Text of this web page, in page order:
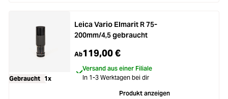
Gebraucht 1x
Leica Vario Elmarit R 75-
200mm/4,5 gebraucht
Ab119,00 €
Versand aus einer Filiale
In 1-3 Werktagen bei dir
Produkt anzeigen